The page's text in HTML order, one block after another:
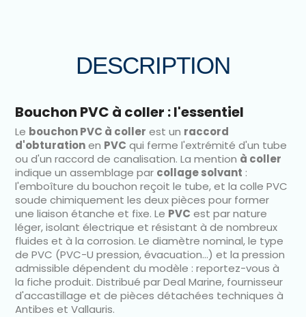
DESCRIPTION
Bouchon PVC à coller : l'essentiel
Le bouchon PVC à coller est un raccord
d'obturationen PVC qui ferme l'extrémité d'un tube
ou d'un raccord de canalisation. La mention à coller
indique un assemblage par collage solvant :
l'emboîture du bouchon reçoit le tube, et la colle PVC
soude chimiquement les deux pièces pour former
une liaison étanche et fixe. Le PVC est par nature
léger, isolant électrique et résistant à de nombreux
fluides et à la corrosion. Le diamètre nominal, le type
de PVC (PVC-U pression, évacuation…) et la pression
admissible dépendent du modèle : reportez-vous à
la fiche produit. Distribué par Deal Marine, fournisseur
d'accastillage et de pièces détachées techniques à
Antibes et Vallauris.